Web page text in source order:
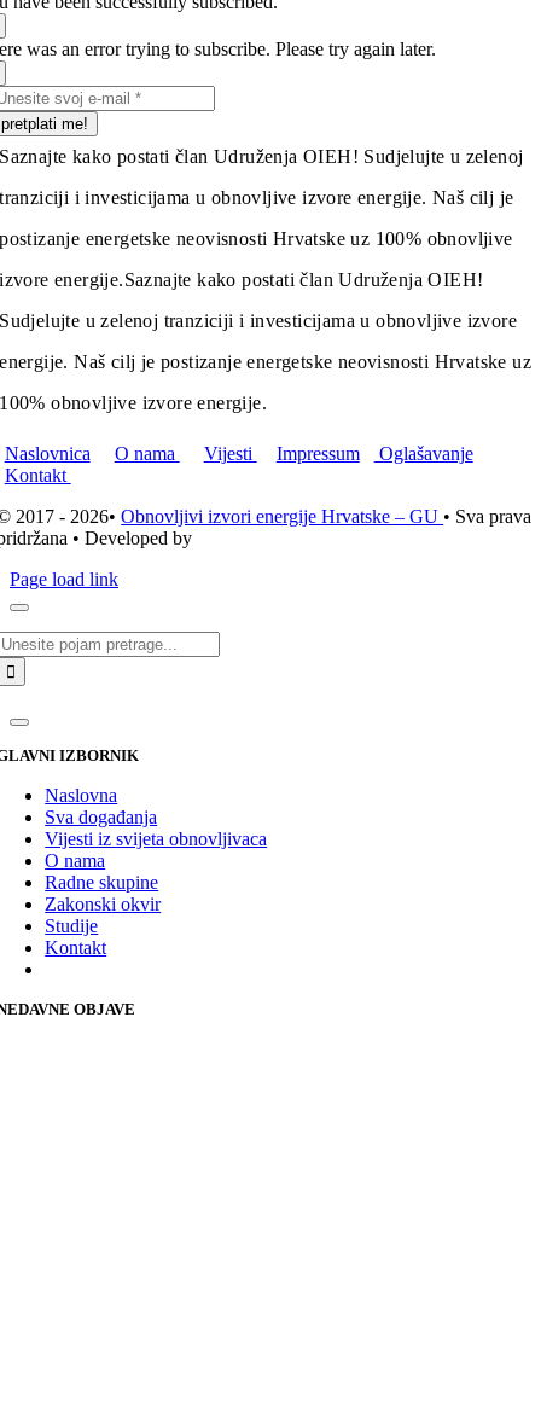
was an error trying to subscribe. Please try again later.
pretplati me!
Saznajte kako postati član Udruženja OIEH! Sudjelujte u zelenoj
tranziciji i investicijama u obnovljive izvore energije. Naš cilj je
postizanje energetske neovisnosti Hrvatske uz 100% obnovljive
izvore energije.Saznajte kako postati član Udruženja OIEH!
Sudjelujte u zelenoj tranziciji i investicijama u obnovljive izvore
energije. Naš cilj je postizanje energetske neovisnosti Hrvatske uz
100% obnovljive izvore energije.
Naslovnica O nama Vijesti Impressum
Oglašavanje
Kontakt
2017 - 2026•Obnovljivi izvori energije Hrvatske – GU • Sva prava
• Developed by
Page load link
IZBORNIK
Naslovna
Sva događanja
Vijesti iz svijeta obnovljivaca
O nama
Radne skupine
Zakonski okvir
Studije
Kontakt
OBJAVE